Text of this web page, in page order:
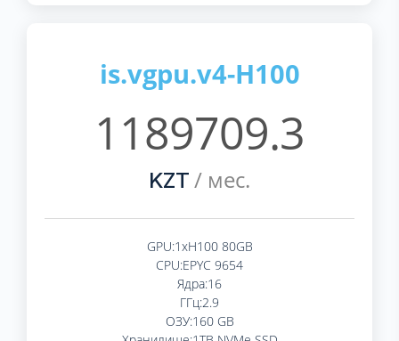
is.vgpu.v4-H100
1189709.3
KZT / мес.
GPU:1xH100 80GB
CPU:EPYC 9654
Ядра:16
ГГц:2.9
ОЗУ:160 GB